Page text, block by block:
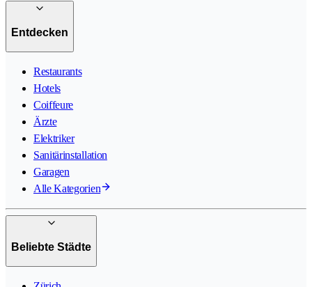
Entdecken
Restaurants
Hotels
Coiffeure
Ärzte
Elektriker
Sanitärinstallation
Garagen
Alle Kategorien
Beliebte Städte